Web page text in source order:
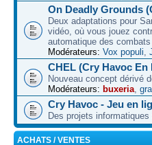
On Deadly Grounds
Deux adaptations pour
vidéo, où vous jouez
automatique des combats
Modérateurs: Vox populi,
CHEL (Cry Havoc En
Nouveau concept dérivé
Modérateurs: buxeria,
Cry Havoc - Jeu en
Des projets
ACHATS / VENTES